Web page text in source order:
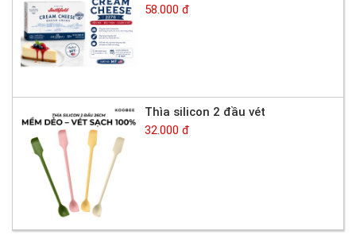
58.000 đ
Thìa silicon 2 đầu vét
32.000 đ